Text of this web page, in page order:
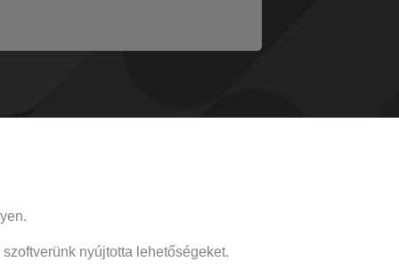
nyújtotta lehetőségeket.